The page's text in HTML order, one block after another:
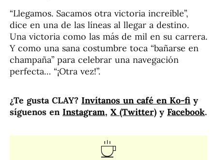
“Llegamos. Sacamos otra victoria increíble”,
dice en una de las líneas al llegar a destino.
Una victoria como las más de mil en su carrera.
Y como una sana costumbre toca “bañarse en
champaña” para celebrar una navegación
perfecta… “¡Otra vez!”.
¿Te gusta CLAY? Invítanos un café en Ko-fi y
síguenos en Instagram, X (Twitter) y Facebook.